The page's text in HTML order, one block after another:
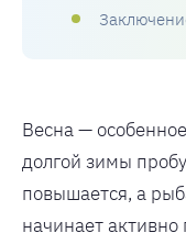
Весна —
долгой зимы
повышается, а
начинает